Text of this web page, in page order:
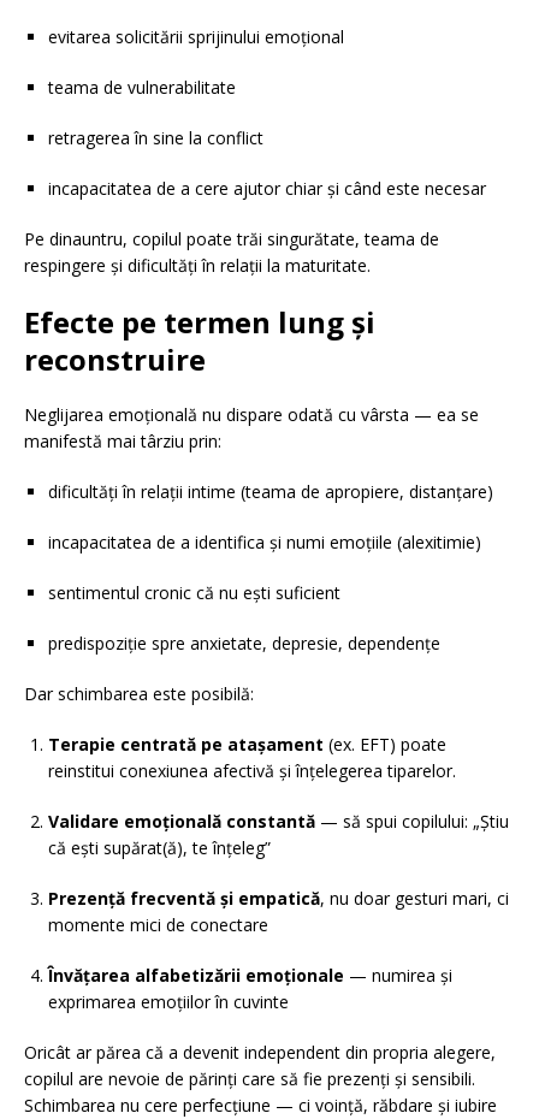
evitarea solicitării sprijinului emoțional
teama de vulnerabilitate
retragerea în sine la conflict
incapacitatea de a cere ajutor chiar și când este necesar
Pe dinauntru, copilul poate trăi singurătate, teama de
respingere și dificultăți în relații la maturitate.
Efecte pe termen lung și
reconstruire
Neglijarea emoțională nu dispare odată cu vârsta — ea se
manifestă mai târziu prin:
dificultăți în relații intime (teama de apropiere, distanțare)
incapacitatea de a identifica și numi emoțiile (alexitimie)
sentimentul cronic că nu ești suficient
predispoziție spre anxietate, depresie, dependențe
Dar schimbarea este posibilă:
Terapie centrată pe atașament (ex. EFT) poate
reinstitui conexiunea afectivă și înțelegerea tiparelor.
Validare emoțională constantă — să spui copilului: „Știu
că ești supărat(ă), te înțeleg”
Prezență frecventă și empatică, nu doar gesturi mari, ci
momente mici de conectare
Învățarea alfabetizării emoționale — numirea și
exprimarea emoțiilor în cuvinte
Oricât ar părea că a devenit independent din propria alegere,
copilul are nevoie de părinți care să fie prezenți și sensibili.
Schimbarea nu cere perfecțiune — ci voință, răbdare și iubire